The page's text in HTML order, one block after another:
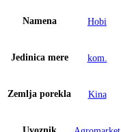
Namena Hobi
Jedinica mere kom.
Zemlja porekla Kina